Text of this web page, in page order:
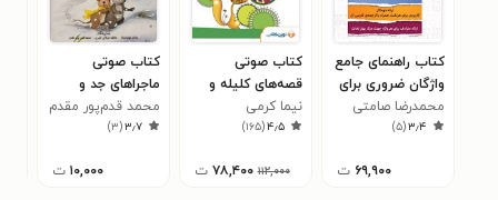
کتاب راهنمای جامع
واژگان ضروری برای
تافل
محمدرضا صامتی
۳٫۴(۵)
۶۹,۹۰۰ ت
کتاب صوتی
قصه‌های کلیله و
دمنه
نیما کرمی
۴٫۵(۱۶۵)
۱۱۲,۰۰۰ ۷۸,۴۰۰ ت
کتاب صوتی
ماجراهای جد و
جودیث
محمد قدم‌پور مقدم
۳٫۷(۳)
۱۰,۰۰۰ ت